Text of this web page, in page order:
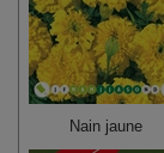
Nain jaune